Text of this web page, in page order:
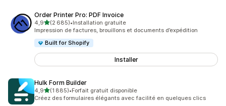
Order Printer Pro: PDF Invoice
4,9étoile(s) sur 5
(2 685)
2685 avis au total
•Installation gratuite
Impression de factures, brouillons et documents d’expédition
Built for Shopify
Installer
Hulk Form Builder
4,9étoile(s) sur 5
(1 885)
1885 avis au total
•Forfait gratuit disponible
Créez des formulaires élégants avec facilité en quelques clics